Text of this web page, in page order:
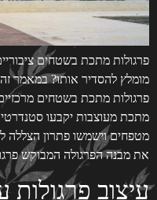
פרגולות מתכת בשטחים
מומלץ להסדיר אותו? במאמר
פרגולות מתכת בשטחים
מתכת מעוצבות יקבעו
מטפחים וישמשו פתרון הצללה
את מבנה הפרגולה המבוקש
עיצוב